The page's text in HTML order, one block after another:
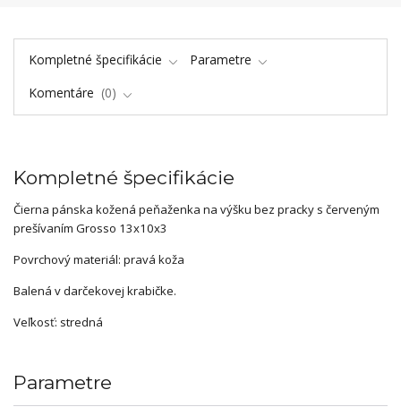
Kompletné špecifikácie
Parametre
Komentáre
0
Kompletné špecifikácie
Čierna pánska kožená peňaženka na výšku bez pracky s červeným
prešívaním Grosso 13x10x3
Povrchový materiál: pravá koža
Balená v darčekovej krabičke.
Veľkosť: stredná
Parametre